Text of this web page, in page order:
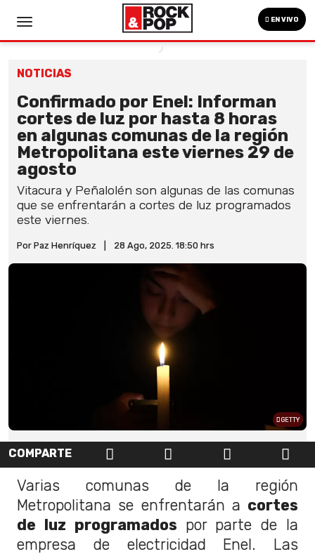
EN VIVO
NOTICIAS
Confirmado por Enel: Informan
cortes de luz por hasta 8 horas
en algunas comunas de la región
Metropolitana este viernes 29 de
agosto
Vitacura y Peñalolén son algunas de las comunas
que se enfrentarán a cortes de luz programados
este viernes.
Por Paz Henríquez 28 Ago, 2025. 18:50 hrs
GETTY
COMPARTE
Varias comunas de la región
Metropolitana se enfrentarán a cortes
de luz programados por parte de la
empresa de electricidad Enel. Las